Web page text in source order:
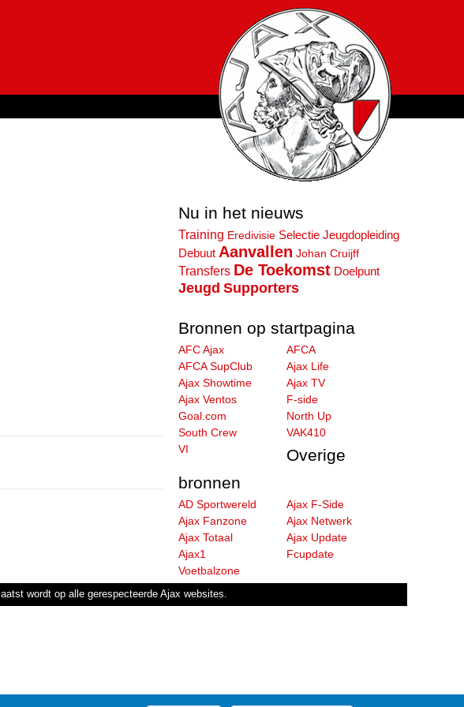
Nu in het nieuws
Training Eredivisie Selectie Jeugdopleiding
Debuut Aanvallen Johan Cruijff
Transfers De Toekomst Doelpunt
Jeugd Supporters
Bronnen op startpagina
AFC Ajax
AFCA
AFCA SupClub
Ajax Life
Ajax Showtime
Ajax TV
Ajax Ventos
F-side
Goal.com
North Up
South Crew
VAK410
VI
Overige
bronnen
AD Sportwereld
Ajax F-Side
Ajax Fanzone
Ajax Netwerk
Ajax Totaal
Ajax Update
Ajax1
Fcupdate
Voetbalzone
wordt op alle gerespecteerde Ajax websites.